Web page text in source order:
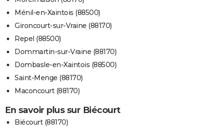
Ménil-en-Xaintois (88500)
Gironcourt-sur-Vraine (88170)
Repel (88500)
Dommartin-sur-Vraine (88170)
Dombasle-en-Xaintois (88500)
Saint-Menge (88170)
Maconcourt (88170)
En savoir plus sur Biécourt
Biécourt (88170)